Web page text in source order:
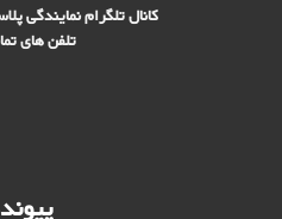
کانال تلگرام نمایندگی
تلفن های